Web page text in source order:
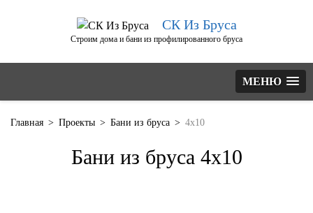
СК Из Бруса
Строим дома и бани из профилированного бруса
МЕНЮ
Главная > Проекты > Бани из бруса > 4х10
Бани из бруса 4х10